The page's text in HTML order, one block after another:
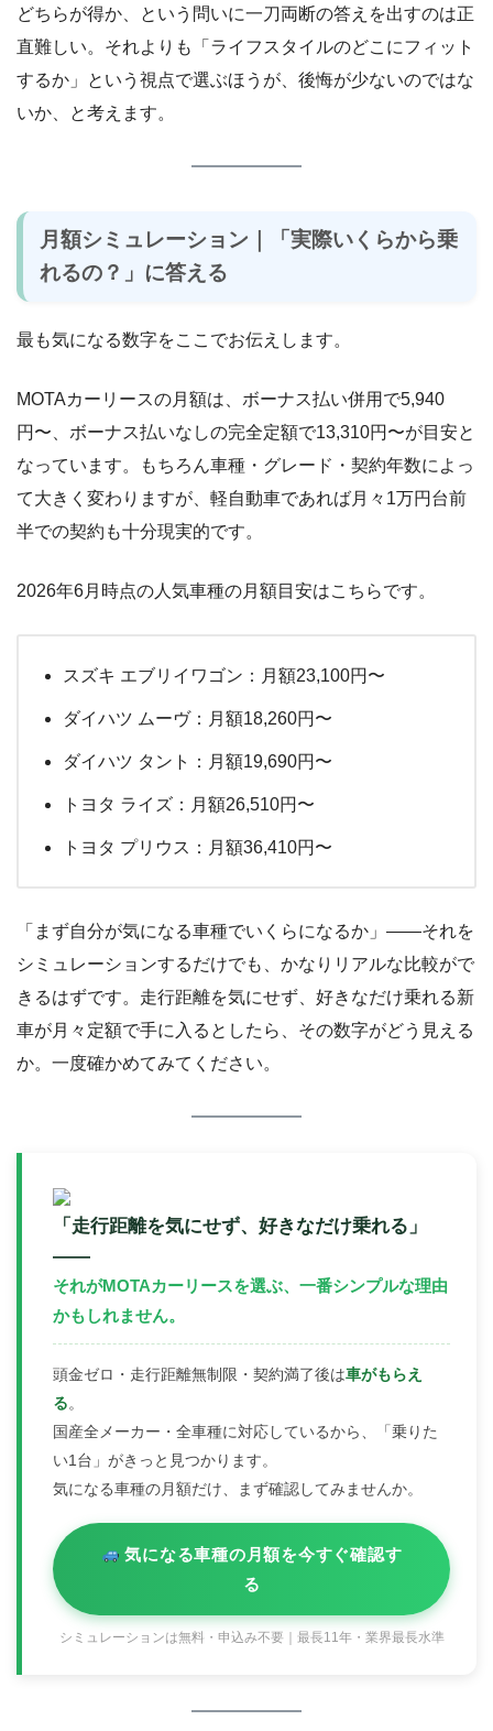
どちらが得か、という問いに一刀両断の答えを出すのは正
直難しい。それよりも「ライフスタイルのどこにフィット
するか」という視点で選ぶほうが、後悔が少ないのではな
いか、と考えます。
月額シミュレーション｜「実際いくらから乗
れるの？」に答える
最も気になる数字をここでお伝えします。
MOTAカーリースの月額は、ボーナス払い併用で5,940
円〜、ボーナス払いなしの完全定額で13,310円〜が目安と
なっています。もちろん車種・グレード・契約年数によっ
て大きく変わりますが、軽自動車であれば月々1万円台前
半での契約も十分現実的です。
2026年6月時点の人気車種の月額目安はこちらです。
スズキ エブリイワゴン：月額23,100円〜
ダイハツ ムーヴ：月額18,260円〜
ダイハツ タント：月額19,690円〜
トヨタ ライズ：月額26,510円〜
トヨタ プリウス：月額36,410円〜
「まず自分が気になる車種でいくらになるか」――それを
シミュレーションするだけでも、かなりリアルな比較がで
きるはずです。走行距離を気にせず、好きなだけ乗れる新
車が月々定額で手に入るとしたら、その数字がどう見える
か。一度確かめてみてください。
「走行距離を気にせず、好きなだけ乗れる」
――
それがMOTAカーリースを選ぶ、一番シンプルな理由
かもしれません。
頭金ゼロ・走行距離無制限・契約満了後は車がもらえ
る。
国産全メーカー・全車種に対応しているから、「乗りた
い1台」がきっと見つかります。
気になる車種の月額だけ、まず確認してみませんか。
気になる車種の月額を今すぐ確認す
る
シミュレーションは無料・申込み不要｜最長11年・業界最長水準